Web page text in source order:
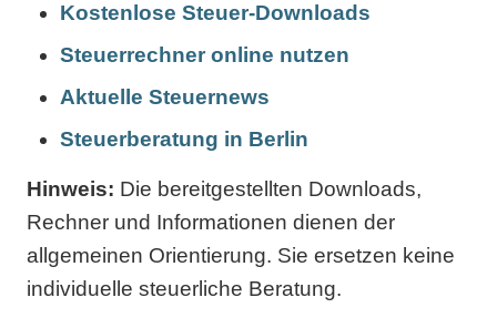
Kostenlose Steuer-Downloads
Steuerrechner online nutzen
Aktuelle Steuernews
Steuerberatung in Berlin
Hinweis: Die bereitgestellten Downloads,
Rechner und Informationen dienen der
allgemeinen Orientierung. Sie ersetzen keine
individuelle steuerliche Beratung.